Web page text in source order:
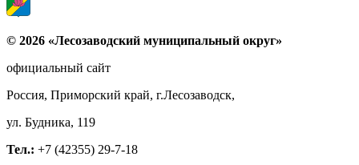
© 2026 «Лесозаводский муниципальный округ»
официальный сайт
Россия, Приморский край, г.Лесозаводск,
ул. Будника, 119
Тел.: +7 (42355) 29-7-18